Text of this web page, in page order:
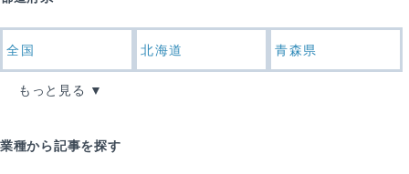
全国 北海道 青森県
もっと見る
業種から記事を探す